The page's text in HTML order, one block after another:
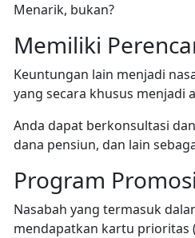
Menarik, bukan?
Memiliki
Keuntungan lain menjadi
yang secara khusus menjadi
Anda dapat berkonsultasi
dana pensiun, dan lain
Program
Nasabah yang termasuk
mendapatkan kartu